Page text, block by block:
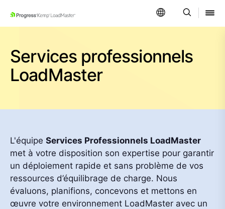
SKIP NAVIGATION
Services professionnels
LoadMaster
L'équipe Services Professionnels LoadMaster
met à votre disposition son expertise pour garantir
un déploiement rapide et sans problème de vos
ressources d’équilibrage de charge. Nous
évaluons, planifions, concevons et mettons en
œuvre votre environnement LoadMaster avec un